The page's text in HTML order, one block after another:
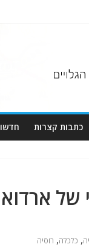
כתבות קצרות
של
, כלכלה, רוסיה